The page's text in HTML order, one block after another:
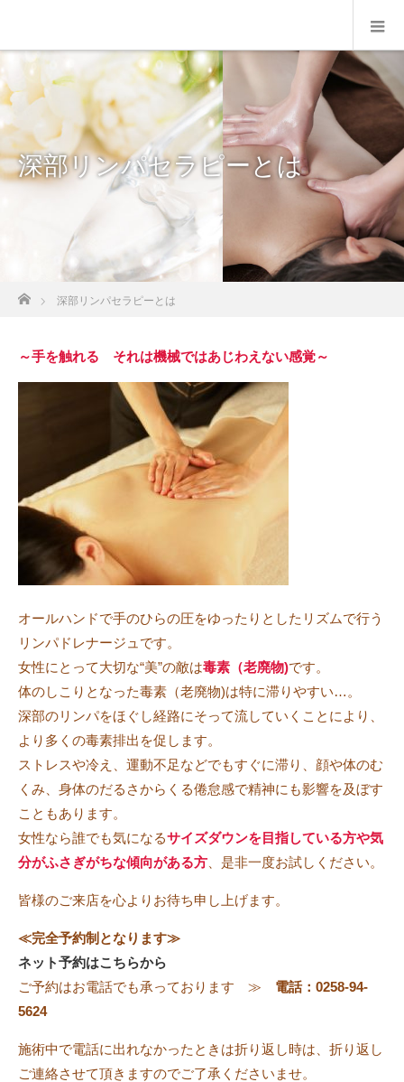
深部リンパセラピーとは
ホーム
深部リンパセラピーとは
～手を触れる それは機械ではあじわえない感覚～
オールハンドで手のひらの圧をゆったりとしたリズムで行う
リンパドレナージュです。
女性にとって大切な“美”の敵は毒素（老廃物)です。
体のしこりとなった毒素（老廃物)は特に滞りやすい…。
深部のリンパをほぐし経路にそって流していくことにより、
より多くの毒素排出を促します。
ストレスや冷え、運動不足などでもすぐに滞り、顔や体のむ
くみ、身体のだるさからくる倦怠感で精神にも影響を及ぼす
こともあります。
女性なら誰でも気になるサイズダウンを目指している方や気
分がふさぎがちな傾向がある方 、是非一度お試しください。
皆様のご来店を心よりお待ち申し上げます。
≪完全予約制となります≫
ネット予約はこちらから
ご予約はお電話でも承っております ≫ 電話：0258-94-
5624
施術中で電話に出れなかったときは折り返し時は、折り返し
ご連絡させて頂きますのでご了承くださいませ。